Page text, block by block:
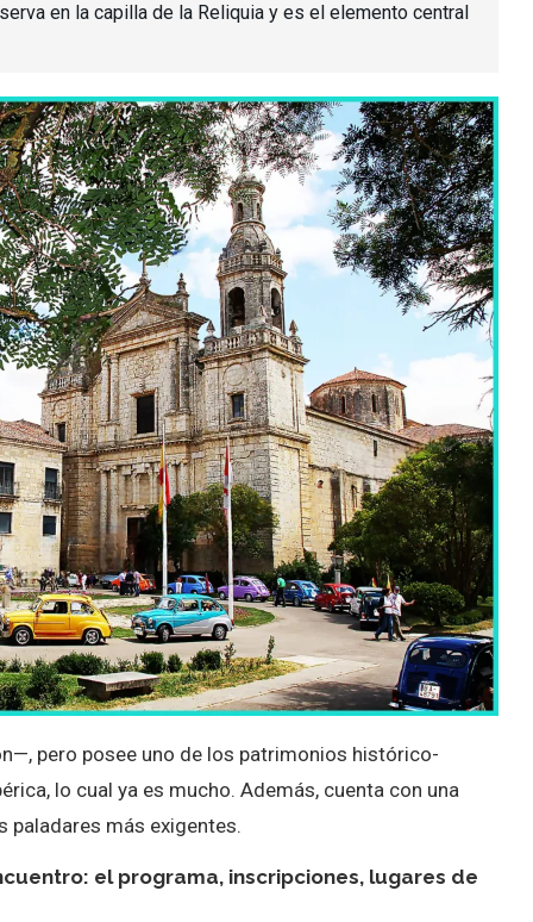
en la capilla de la Reliquia y es el elemento central
pero posee uno de los patrimonios histórico-
lo cual ya es mucho. Además, cuenta con una
paladares más exigentes.
el programa, inscripciones, lugares de